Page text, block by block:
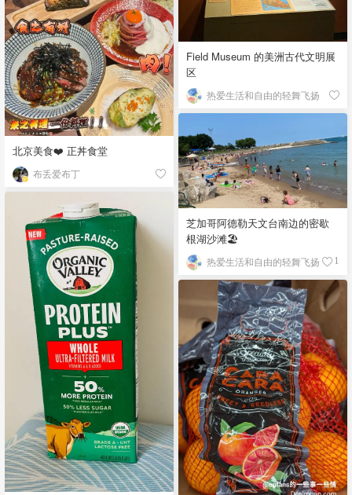
Field Museum 的美洲古代文明展
区
热爱生活和自由的轻舞飞扬
北京美食❤️ 正丼食堂
布丢爱布丁
芝加哥阿德勒天文台南边的密歇
根湖沙滩🏖️
热爱生活和自由的轻舞飞扬 1